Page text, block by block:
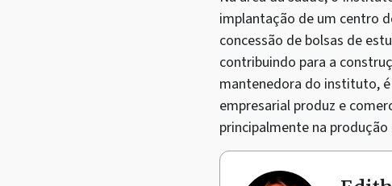
implantação de um centro
concessão de bolsas de
contribuindo para a
mantenedora do instituto,
empresarial produz e
principalmente na